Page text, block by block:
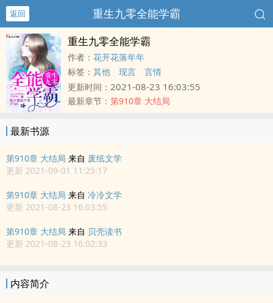
返回 重生九零全能学霸
重生九零全能学霸
作者： 花开花落年年
标签： 其他 现言
言情
更新时间： 2021-08-23 16:03:55
最新章节： 第910章 大结局
最新书源
第910章 大结局 来自 废纸文学
更新 2021-09-01 11:25:17
第910章 大结局 来自 冷冷文学
更新 2021-08-23 16:03:55
第910章 大结局 来自 贝壳读书
更新 2021-08-23 16:02:33
内容简介